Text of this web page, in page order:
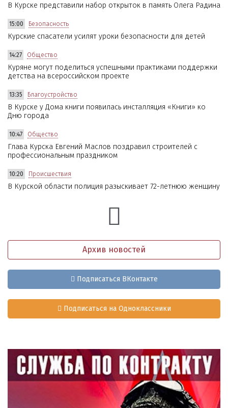
В Курске представили набор открыток в память Олега Радина
15:00 Безопасность
Курские спасатели усилят уроки безопасности для детей
14:27 Общество
Куряне могут поделиться успешными практиками поддержки
детства на всероссийском проекте
13:35 Благоустройство
В Курске у Дома книги появилась инсталляция «Книги» ко
Дню города
10:47 Общество
Глава Курска Евгений Маслов поздравил строителей с
профессиональным праздником
10:20 Происшествия
В Курской области полиция разыскивает 72-летнюю женщину
Архив новостей
Подписаться ВКонтакте
Подписаться на Одноклассники